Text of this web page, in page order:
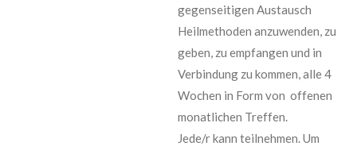
gegenseitigen Austausch
Heilmethoden anzuwenden, zu
geben, zu empfangen und in
Verbindung zu kommen, alle 4
Wochen in Form von offenen
monatlichen Treffen.
Jede/r kann teilnehmen. Um